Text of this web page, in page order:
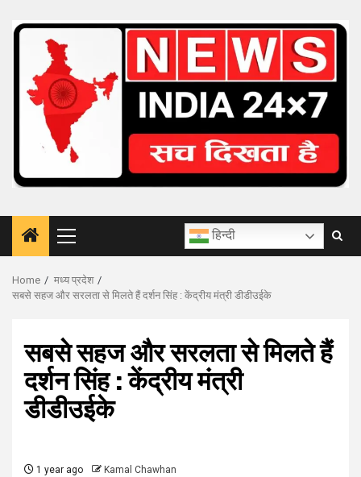
Primary
Menu
हिन्दी
Home
मध्य प्रदेश
सबसे सहज और सरलता से मिलते हैं दर्शन सिंह : केंद्रीय मंत्री डीडीउईके
सबसे सहज और सरलता से मिलते हैं
दर्शन सिंह : केंद्रीय मंत्री
डीडीउईके
1 year ago Kamal Chawhan